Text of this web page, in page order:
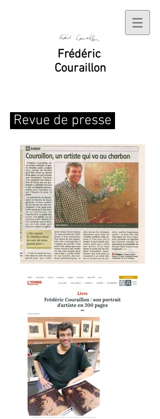
Frédéric
Couraillon
Revue de presse